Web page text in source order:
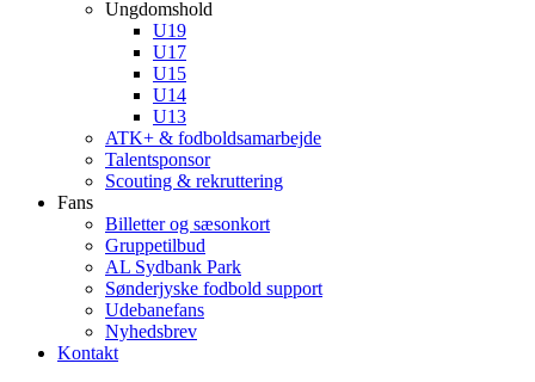
Ungdomshold
U19
U17
U15
U14
U13
ATK+ & fodboldsamarbejde
Talentsponsor
Scouting & rekruttering
Fans
Billetter og sæsonkort
Gruppetilbud
AL Sydbank Park
Sønderjyske fodbold support
Udebanefans
Nyhedsbrev
Kontakt